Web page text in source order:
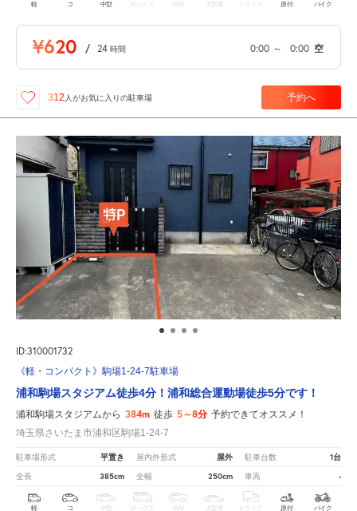
軽 コ 中型 ボックス SUV 大型車 トラック 原付 バイク
¥620 / 24 時間 0:00 ～ 0:00 空
312 人がお気に入りの駐車場 予約へ
ID:310001732
《軽・コンパクト》駒場1-24-7駐車場
浦和駒場スタジアム徒歩4分！浦和総合運動場徒歩5分です！
浦和駒場スタジアムから 384m 徒歩 5～8分 予約できてオススメ！
埼玉県さいたま市浦和区駒場1-24-7
駐車場形式 平置き 屋内外形式 屋外 駐車台数 1台
全長 385cm 全幅 250cm 車高 -
軽 コ 中型 ボックス SUV 大型車 トラック 原付 バイク